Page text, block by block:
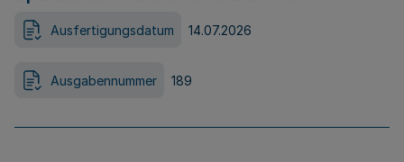
Ausfertigungsdatum 14.07.2026
Ausgabennummer 189